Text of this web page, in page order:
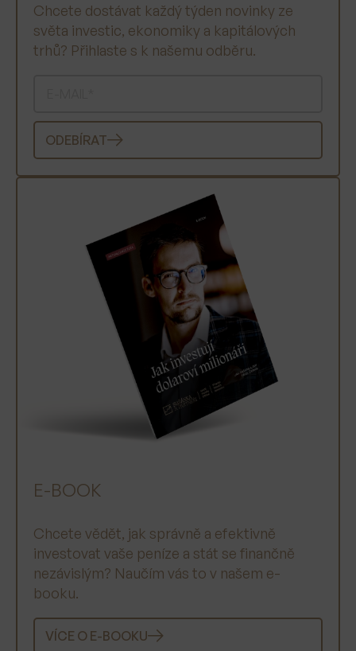
Chcete dostávat každý týden novinky ze
světa investic, ekonomiky a kapitálových
trhů? Přihlaste s k našemu odběru.
ODEBÍRAT
E-BOOK
Chcete vědět, jak správně a efektivně
investovat vaše peníze a stát se finančně
nezávislým? Naučím vás to v našem e-
booku.
VÍCE O E-BOOKU